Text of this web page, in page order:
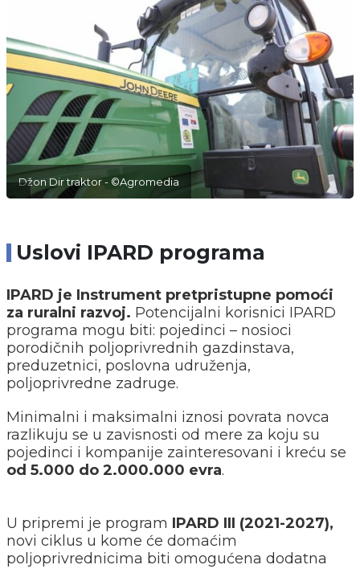
Džon Dir traktor - ©Agromedia
Uslovi IPARD programa
IPARD je Instrument pretpristupne pomoći
za ruralni razvoj. Potencijalni korisnici IPARD
programa mogu biti: pojedinci – nosioci
porodičnih poljoprivrednih gazdinstava,
preduzetnici, poslovna udruženja,
poljoprivredne zadruge.
Minimalni i maksimalni iznosi povrata novca
razlikuju se u zavisnosti od mere za koju su
pojedinci i kompanije zainteresovani i kreću se
od 5.000 do 2.000.000 evra.
U pripremi je program IPARD III (2021-2027),
novi ciklus u kome će domaćim
poljoprivrednicima biti omogućena dodatna